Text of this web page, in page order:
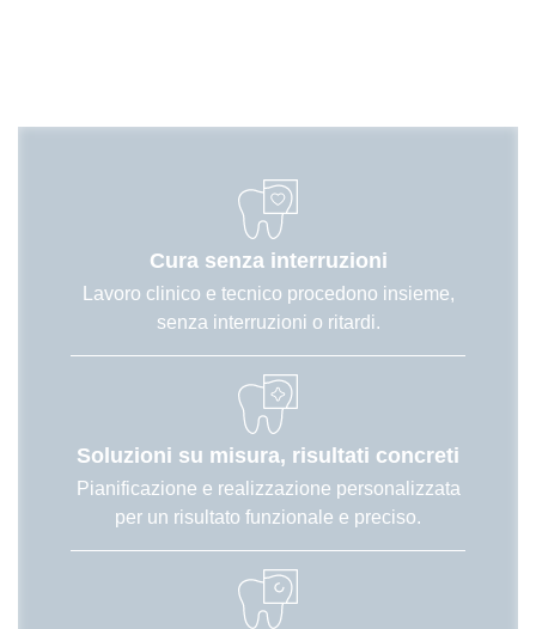
Cura senza interruzioni
Lavoro clinico e tecnico procedono insieme,
senza interruzioni o ritardi.
Soluzioni su misura, risultati concreti
Pianificazione e realizzazione personalizzata
per un risultato funzionale e preciso.